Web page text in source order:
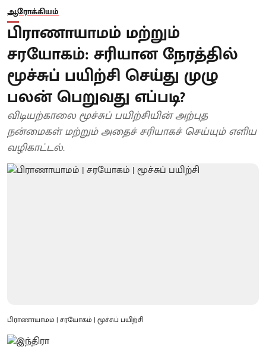
ஆரோக்கியம்
பிராணாயாமம் மற்றும்
சரயோகம்: சரியான நேரத்தில்
மூச்சுப் பயிற்சி செய்து முழு
பலன் பெறுவது எப்படி?
விடியற்காலை மூச்சுப் பயிற்சியின் அற்புத
நன்மைகள் மற்றும் அதைச் சரியாகச் செய்யும் எளிய
வழிகாட்டல்.
பிராணாயாமம் | சரயோகம் | மூச்சுப் பயிற்சி